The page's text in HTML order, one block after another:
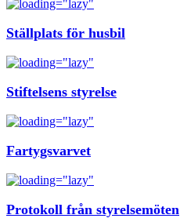
Ställplats för husbil
Stiftelsens styrelse
Fartygsvarvet
Protokoll från styrelsemöten